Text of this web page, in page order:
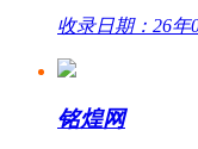
收录日期：26年
铭煌网